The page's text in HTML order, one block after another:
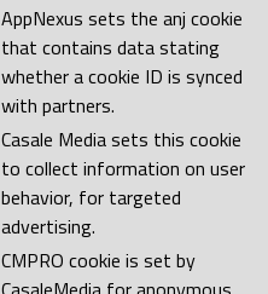
AppNexus sets the anj cookie
that contains data stating
whether a cookie ID is synced
with partners.
Casale Media sets this cookie
to collect information on user
behavior, for targeted
advertising.
CMPRO cookie is set by